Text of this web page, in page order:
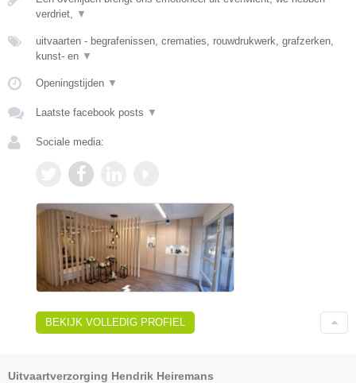
verdriet,
▼
uitvaarten - begrafenissen, crematies, rouwdrukwerk, grafzerken,
kunst- en ▼
Openingstijden ▼
Laatste facebook posts ▼
Sociale media:
BEKIJK VOLLEDIG PROFIEL
Uitvaartverzorging Hendrik Heiremans